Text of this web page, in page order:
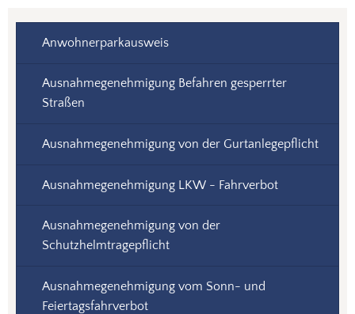
Anwohnerparkausweis
Ausnahmegenehmigung Befahren gesperrter
Straßen
Ausnahmegenehmigung von der Gurtanlegepflicht
Ausnahmegenehmigung LKW - Fahrverbot
Ausnahmegenehmigung von der
Schutzhelmtragepflicht
Ausnahmegenehmigung vom Sonn- und
Feiertagsfahrverbot